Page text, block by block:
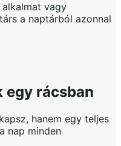
vagy
a naptárból azonnal
egy rácsban
hanem egy teljes
nap minden